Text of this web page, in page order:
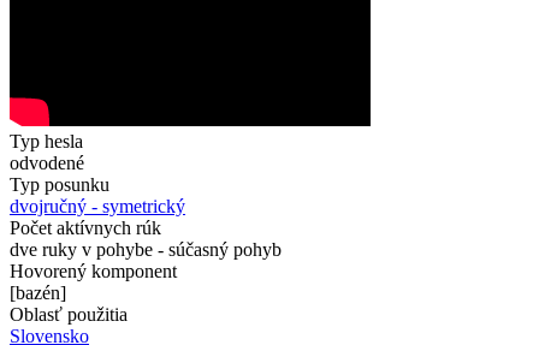
Typ hesla
odvodené
Typ posunku
dvojručný - symetrický
Počet aktívnych rúk
dve ruky v pohybe - súčasný pohyb
Hovorený komponent
[bazén]
Oblasť použitia
Slovensko